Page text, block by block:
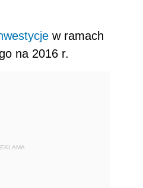
w ramach
na 2016 r.